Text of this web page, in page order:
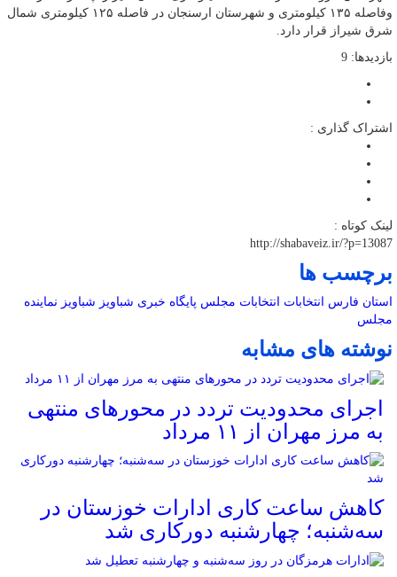
وفاصله‌ ۱۳۵ کیلومتری و شهرستان ارسنجان در فاصله ۱۲۵ کیلومتری شمال
شرق شیراز قرار دارد.
بازدیدها: 9
اشتراک گذاری :
لینک کوتاه :
http://shabaveiz.ir/?p=13087
برچسب ها
استان فارس انتخابات انتخابات مجلس پایگاه خبری شباویز شباویز نماینده
مجلس
نوشته های مشابه
اجرای محدودیت تردد در محورهای منتهی
به مرز مهران از ۱۱ مرداد
کاهش ساعت کاری ادارات خوزستان در
سه‌شنبه؛ چهارشنبه دورکاری شد